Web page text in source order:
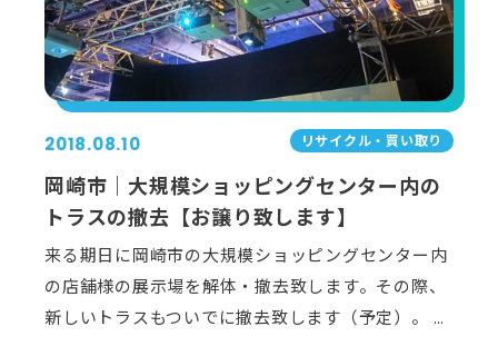
2018.08.10 リサイクル・買い取り
岡崎市｜大規模ショッピングセンター内の
トラスの撤去【お譲り致します】
来る期日に岡崎市の大規模ショッピングセンター内
の店舗様の展示場を解体・撤去致します。その際、
新しいトラスもついでに撤去致します（予定）。 …